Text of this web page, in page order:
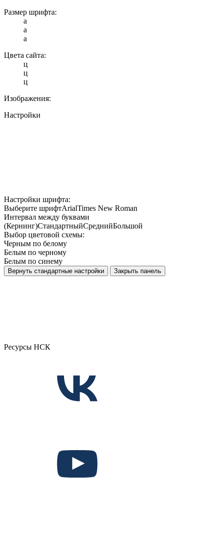
Размер шрифта:
a
a
a
Цвета сайта:
ц
ц
ц
Изображения:
Настройки
Настройки шрифта:
Выберите шрифтArialTimes New Roman
Интервал между буквами
(Кернинг)СтандартныйСреднийБольшой
Выбор цветовой схемы:
Черным по белому
Белым по черному
Белым по синему
Вернуть стандартные настройки Закрыть панель
Ресурсы НСК